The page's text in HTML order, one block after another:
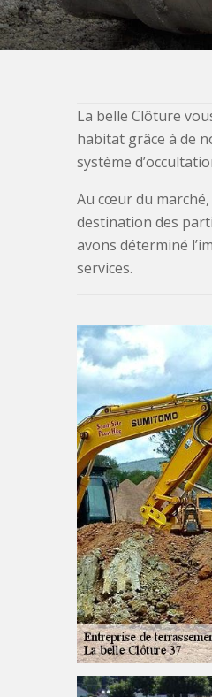
La belle Clôture
habitat grâce à de
système
Au cœur du
destination des
avons déterminé
services.